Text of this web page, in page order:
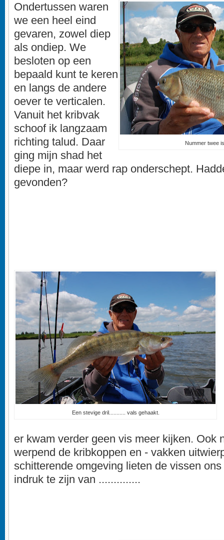
Nummer twee
Ondertussen waren
we een heel eind
gevaren, zowel diep
als ondiep. We
besloten op een
bepaald kunt te keren
en langs de andere
oever te verticalen.
Vanuit het kribvak
schoof ik langzaam
richting talud. Daar
ging mijn shad het
diepe in, maar werd rap onderschept.
gevonden?
Een stevige dril........... vals gehaakt.
er kwam verder geen vis meer kijken. Ook
werpend de kribkoppen en - vakken
schitterende omgeving lieten de vissen
indruk te zijn van ..............